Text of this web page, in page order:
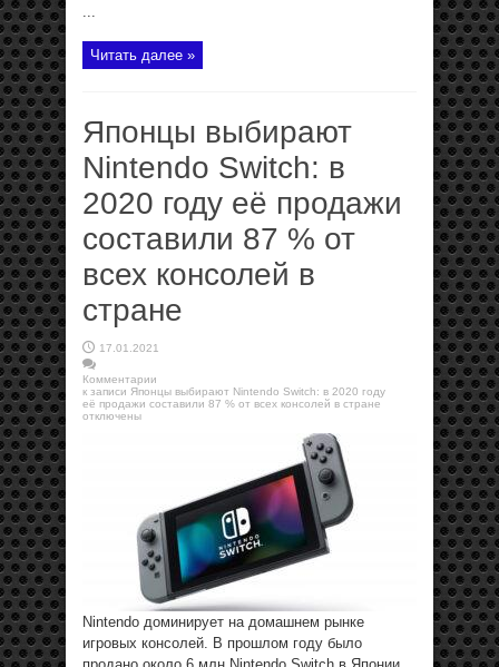
...
Читать далее »
Японцы выбирают
Nintendo Switch: в
2020 году её продажи
составили 87 % от
всех консолей в
стране
17.01.2021
Комментарии
к записи Японцы выбирают Nintendo Switch: в 2020 году
её продажи составили 87 % от всех консолей в стране
отключены
Nintendo доминирует на домашнем рынке
игровых консолей. В прошлом году было